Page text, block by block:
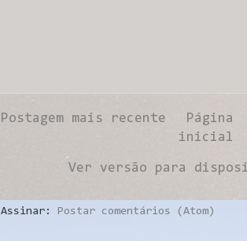
Postagem mais recente
Página
inicial
Ver versão para
Assinar: Postar comentários (Atom)